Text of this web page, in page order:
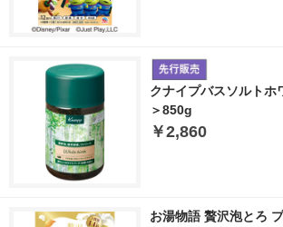
クナイプバスソルトホ
＞850g
￥2,860
お湯物語 贅沢泡とろ